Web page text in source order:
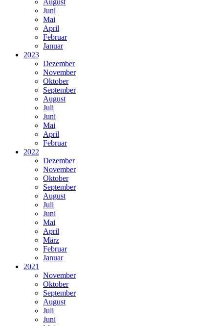
August
Juni
Mai
April
Februar
Januar
2023
Dezember
November
Oktober
September
August
Juli
Juni
Mai
April
Februar
2022
Dezember
November
Oktober
September
August
Juli
Juni
Mai
April
März
Februar
Januar
2021
November
Oktober
September
August
Juli
Juni